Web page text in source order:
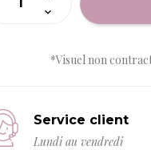
*Visuel non
Service client
Lundi au vendredi